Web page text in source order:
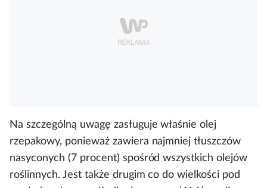
Na szczególną uwagę zasługuje właśnie olej
rzepakowy, ponieważ zawiera najmniej tłuszczów
nasyconych (7 procent) spośród wszystkich olejów
roślinnych. Jest także drugim co do wielkości pod